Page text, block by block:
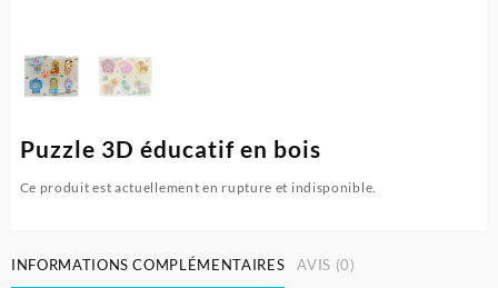
Puzzle 3D éducatif en bois
Ce produit est actuellement en rupture et indisponible.
INFORMATIONS COMPLÉMENTAIRES AVIS (0)